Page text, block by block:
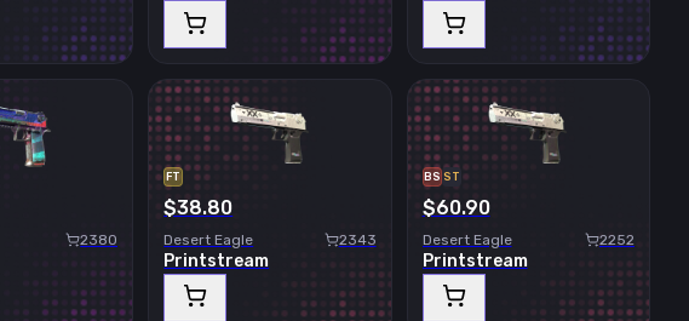
2380
FT
$38.80
Desert Eagle 2343
Printstream
BS ST
$60.90
Desert Eagle 2252
Printstream